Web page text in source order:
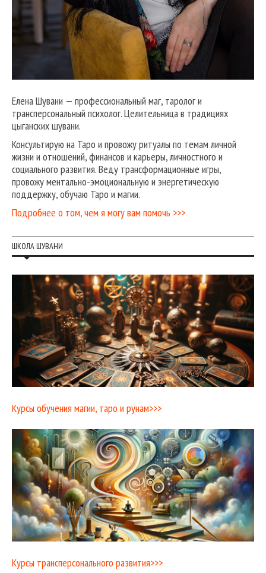
Елена Шувани — профессиональный маг, таролог и
трансперсональный психолог. Целительница в традициях
цыганских шувани.
Консультирую на Таро и провожу ритуалы по темам личной
жизни и отношений, финансов и карьеры, личностного и
социального развития. Веду трансформационные игры,
провожу ментально-эмоциональную и энергетическую
поддержку, обучаю Таро и магии.
Подробнее о том, чем я могу вам помочь >>>
ШКОЛА ШУВАНИ
Курсы обучения магии, таро и рунам>>>
Курсы трансперсонального развития>>>